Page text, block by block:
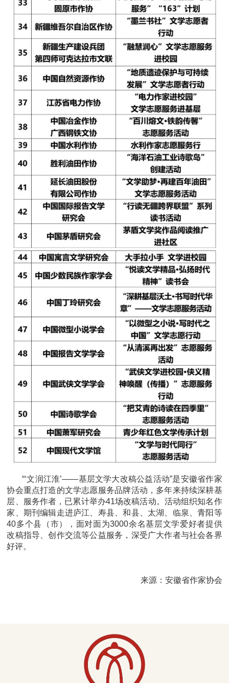
“‘文润江淮’——基层文学大改稿公益活动”是安徽省作家
协会重点打造的文学志愿服务品牌活动，多年来持续深耕基
层、服务作者，已累计举办41场改稿活动。活动组织知名作
家、期刊编辑走进庐江、寿县、和县、太湖、临泉、青阳等
40多个县（市），面对面为3000余名基层文学爱好者提供
改稿指导、创作交流等公益服务，深受广大作者与社会各界
好评。
来源：安徽省作家协会